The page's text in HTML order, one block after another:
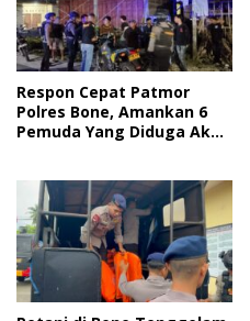
Respon Cepat Patmor
Polres Bone, Amankan 6
Pemuda Yang Diduga Akan